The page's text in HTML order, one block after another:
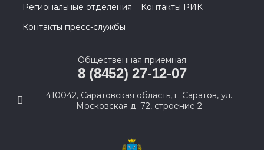
Региональные отделения
Контакты РИК
Контакты пресс-службы
Общественная приемная
8 (8452) 27-12-07
410042, Саратовская область, г. Саратов, ул.
Московская д. 72, строение 2